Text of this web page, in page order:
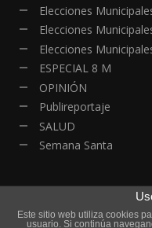
Elecciones
Elecciones
Elecciones
ESPECIAL 8 M
OPINIÓN
Publireportaje
SALUD
Semana Santa
© Copyright - Todos los
Este sitio web utiliza cookies
usuario. Si continúa